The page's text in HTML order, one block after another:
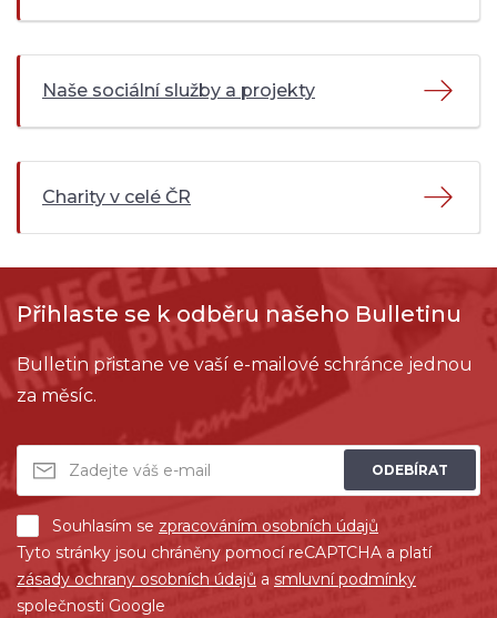
Naše sociální služby a projekty
Charity v celé ČR
Přihlaste se k odběru našeho Bulletinu
Bulletin přistane ve vaší e-mailové schránce jednou
za měsíc.
ODEBÍRAT
Souhlasím se zpracováním osobních údajů
Tyto stránky jsou chráněny pomocí reCAPTCHA a platí
zásady ochrany osobních údajů a smluvní podmínky
společnosti Google